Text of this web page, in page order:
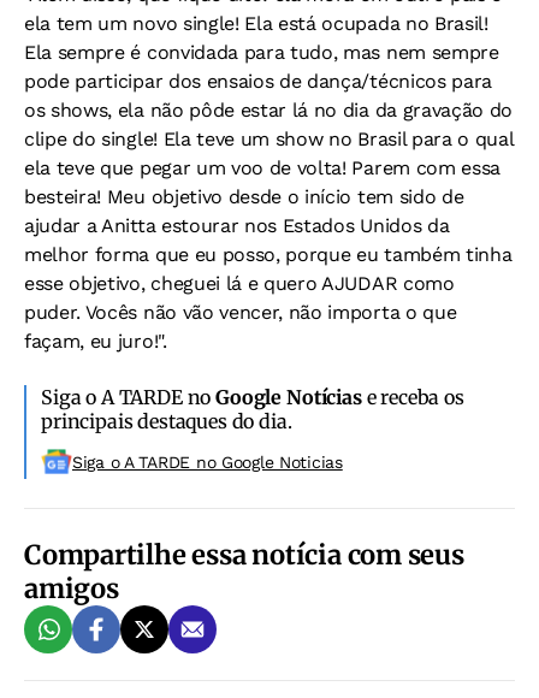
ela tem um novo single! Ela está ocupada no Brasil!
Ela sempre é convidada para tudo, mas nem sempre
pode participar dos ensaios de dança/técnicos para
os shows, ela não pôde estar lá no dia da gravação do
clipe do single! Ela teve um show no Brasil para o qual
ela teve que pegar um voo de volta! Parem com essa
besteira! Meu objetivo desde o início tem sido de
ajudar a Anitta estourar nos Estados Unidos da
melhor forma que eu posso, porque eu também tinha
esse objetivo, cheguei lá e quero AJUDAR como
puder. Vocês não vão vencer, não importa o que
façam, eu juro!".
Siga o A TARDE noGoogle Notíciase receba os
principais destaques do dia.
Siga o A TARDE no Google Noticias
Compartilhe essa notícia com seus
amigos